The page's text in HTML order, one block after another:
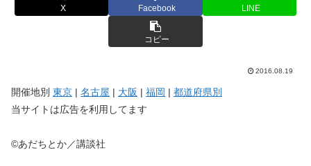
X Facebook LINE
コピー
2016.08.19
開催地別 東京 | 名古屋 | 大阪 | 福岡 | 都道府県別
当サイトは広告を利用してます
©あだちとか／講談社